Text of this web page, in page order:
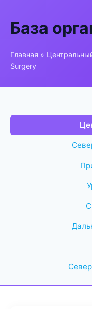
База
Главная »
Surgery